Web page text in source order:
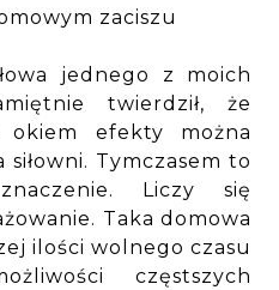
zaciszu
jednego z moich
twierdził, że
okiem efekty można
siłowni. Tymczasem to
Liczy się
Taka domowa
ilości wolnego czasu
częstszych